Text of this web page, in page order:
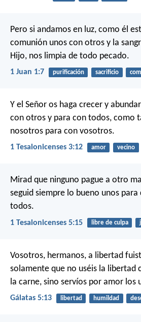
Pero si andamos en luz, como él
comunión unos con otros y la
Hijo, nos limpia de todo pecado.
1 Juan 1:7 purificación sacrificio
Y el Señor os haga crecer y
con otros y para con todos, como
nosotros para con vosotros.
1 Tesalonicenses 3:12 amor vecino
Mirad que ninguno pague a otro
seguid siempre lo bueno unos
todos.
1 Tesalonicenses 5:15 libre de culpa
Vosotros, hermanos, a libertad
solamente que no uséis la libertad
la carne, sino servíos por amor los
Gálatas 5:13 libertad humildad